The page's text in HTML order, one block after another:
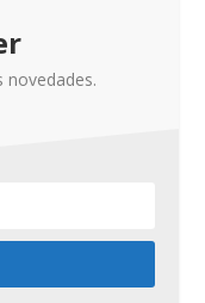
novedades.